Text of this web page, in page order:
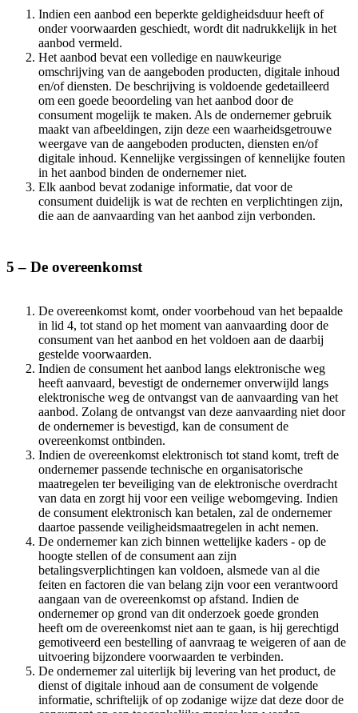
Indien een aanbod een beperkte geldigheidsduur heeft of
onder voorwaarden geschiedt, wordt dit nadrukkelijk in het
aanbod vermeld.
Het aanbod bevat een volledige en nauwkeurige
omschrijving van de aangeboden producten, digitale inhoud
en/of diensten. De beschrijving is voldoende gedetailleerd
om een goede beoordeling van het aanbod door de
consument mogelijk te maken. Als de ondernemer gebruik
maakt van afbeeldingen, zijn deze een waarheidsgetrouwe
weergave van de aangeboden producten, diensten en/of
digitale inhoud. Kennelijke vergissingen of kennelijke fouten
in het aanbod binden de ondernemer niet.
Elk aanbod bevat zodanige informatie, dat voor de
consument duidelijk is wat de rechten en verplichtingen zijn,
die aan de aanvaarding van het aanbod zijn verbonden.
5 – De overeenkomst
De overeenkomst komt, onder voorbehoud van het bepaalde
in lid 4, tot stand op het moment van aanvaarding door de
consument van het aanbod en het voldoen aan de daarbij
gestelde voorwaarden.
Indien de consument het aanbod langs elektronische weg
heeft aanvaard, bevestigt de ondernemer onverwijld langs
elektronische weg de ontvangst van de aanvaarding van het
aanbod. Zolang de ontvangst van deze aanvaarding niet door
de ondernemer is bevestigd, kan de consument de
overeenkomst ontbinden.
Indien de overeenkomst elektronisch tot stand komt, treft de
ondernemer passende technische en organisatorische
maatregelen ter beveiliging van de elektronische overdracht
van data en zorgt hij voor een veilige webomgeving. Indien
de consument elektronisch kan betalen, zal de ondernemer
daartoe passende veiligheidsmaatregelen in acht nemen.
De ondernemer kan zich binnen wettelijke kaders - op de
hoogte stellen of de consument aan zijn
betalingsverplichtingen kan voldoen, alsmede van al die
feiten en factoren die van belang zijn voor een verantwoord
aangaan van de overeenkomst op afstand. Indien de
ondernemer op grond van dit onderzoek goede gronden
heeft om de overeenkomst niet aan te gaan, is hij gerechtigd
gemotiveerd een bestelling of aanvraag te weigeren of aan de
uitvoering bijzondere voorwaarden te verbinden.
De ondernemer zal uiterlijk bij levering van het product, de
dienst of digitale inhoud aan de consument de volgende
informatie, schriftelijk of op zodanige wijze dat deze door de